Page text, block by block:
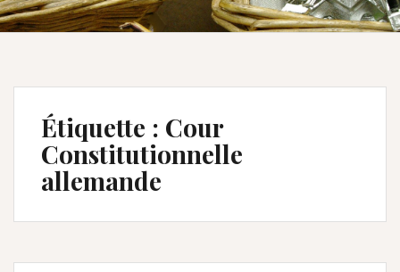
Étiquette : Cour
Constitutionnelle
allemande